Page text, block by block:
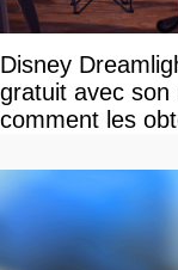
Disney
gratuit avec son
comment les